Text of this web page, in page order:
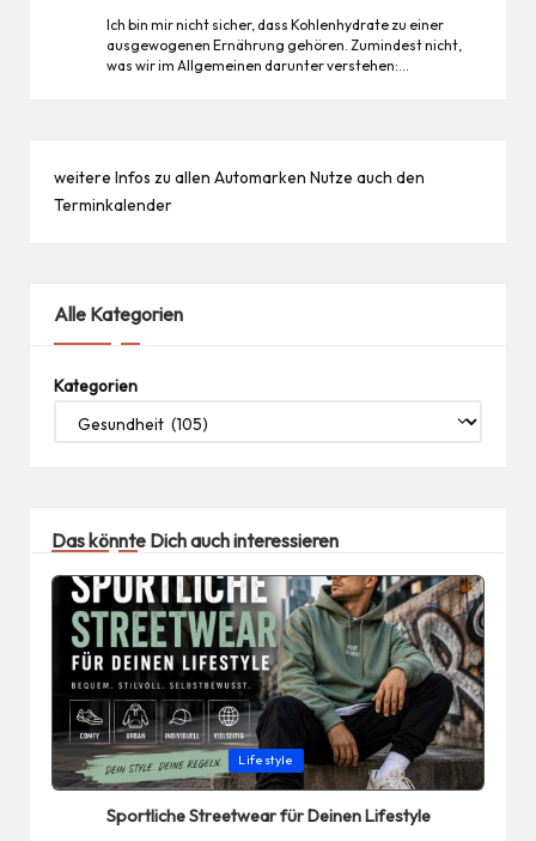
Ich bin mir nicht sicher, dass Kohlenhydrate zu einer
ausgewogenen Ernährung gehören. Zumindest nicht,
was wir im Allgemeinen darunter verstehen:…
weitere Infos zu allen Automarken Nutze auch den
Terminkalender
Alle Kategorien
Kategorien
Das könnte Dich auch interessieren
Posted
in
Lifestyle
Sportliche Streetwear für Deinen Lifestyle